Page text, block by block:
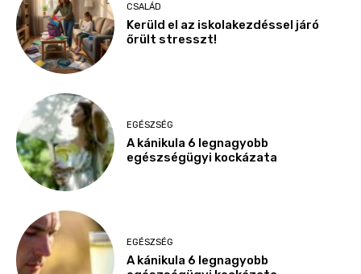
CSALÁD
Kerüld el az iskolakezdéssel járó
őrült stresszt!
EGÉSZSÉG
A kánikula 6 legnagyobb
egészségügyi kockázata
EGÉSZSÉG
A kánikula 6 legnagyobb